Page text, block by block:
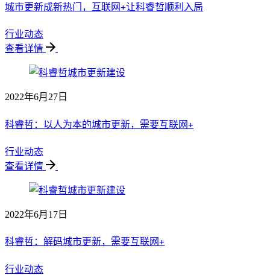
城市更新成新热门，互联网+让科睿哲顺利入局
行业动态
查看详情
2022年6月27日
科睿哲：以人为本的城市更新，需要互联网+
行业动态
查看详情
2022年6月17日
科睿哲：解码城市更新，需要互联网+
行业动态